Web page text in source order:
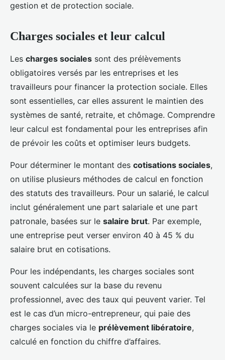
gestion et de protection sociale.
Charges sociales et leur calcul
Les charges sociales sont des prélèvements
obligatoires versés par les entreprises et les
travailleurs pour financer la protection sociale. Elles
sont essentielles, car elles assurent le maintien des
systèmes de santé, retraite, et chômage. Comprendre
leur calcul est fondamental pour les entreprises afin
de prévoir les coûts et optimiser leurs budgets.
Pour déterminer le montant des cotisations sociales,
on utilise plusieurs méthodes de calcul en fonction
des statuts des travailleurs. Pour un salarié, le calcul
inclut généralement une part salariale et une part
patronale, basées sur le salaire brut. Par exemple,
une entreprise peut verser environ 40 à 45 % du
salaire brut en cotisations.
Pour les indépendants, les charges sociales sont
souvent calculées sur la base du revenu
professionnel, avec des taux qui peuvent varier. Tel
est le cas d’un micro-entrepreneur, qui paie des
charges sociales via le prélèvement libératoire,
calculé en fonction du chiffre d’affaires.